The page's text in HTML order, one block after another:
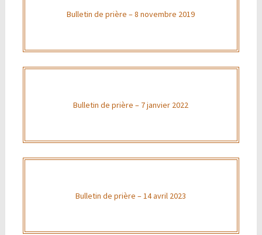
Bulletin de prière – 8 novembre 2019
Bulletin de prière – 7 janvier 2022
Bulletin de prière – 14 avril 2023